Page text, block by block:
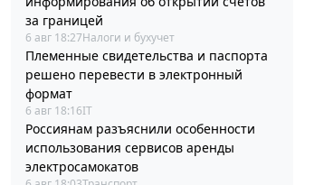
за границей
6 авг 18:27Налоги и бухучет
Племенные свидетельства и паспорта
решено перевести в электронный
формат
6 авг 18:16IT
Россиянам разъяснили особенности
использования сервисов аренды
электросамокатов